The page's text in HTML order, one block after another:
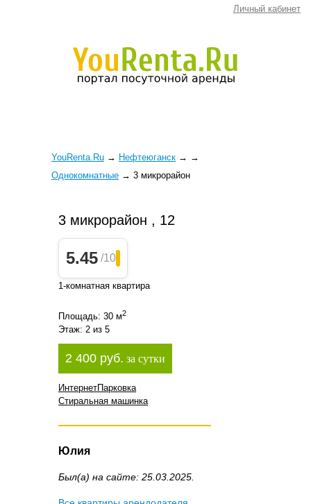
Личный кабинет
YouRenta.Ru → Нефтеюганск → →
Однокомнатные → 3 микрорайон
3 микрорайон , 12
5.45 /10
1-комнатная квартира
Площадь: 30 м2
Этаж: 2 из 5
2 400 руб. за сутки
ИнтернетПарковка
Стиральная машинка
Юлия
Был(а) на сайте: 25.03.2025.